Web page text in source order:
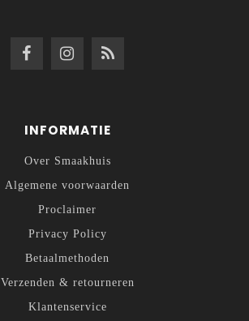
INFORMATIE
Over Smaakhuis
Algemene voorwaarden
Proclaimer
Privacy Policy
Betaalmethoden
Verzenden & retourneren
Klantenservice